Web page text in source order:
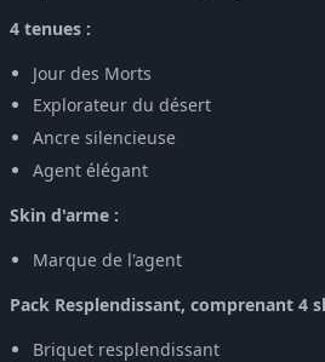
4 tenues :
Jour des Morts
Explorateur du désert
Ancre silencieuse
Agent élégant
Skin d'arme :
Marque de l'agent
Pack Resplendissant, comprenant 4
Briquet resplendissant